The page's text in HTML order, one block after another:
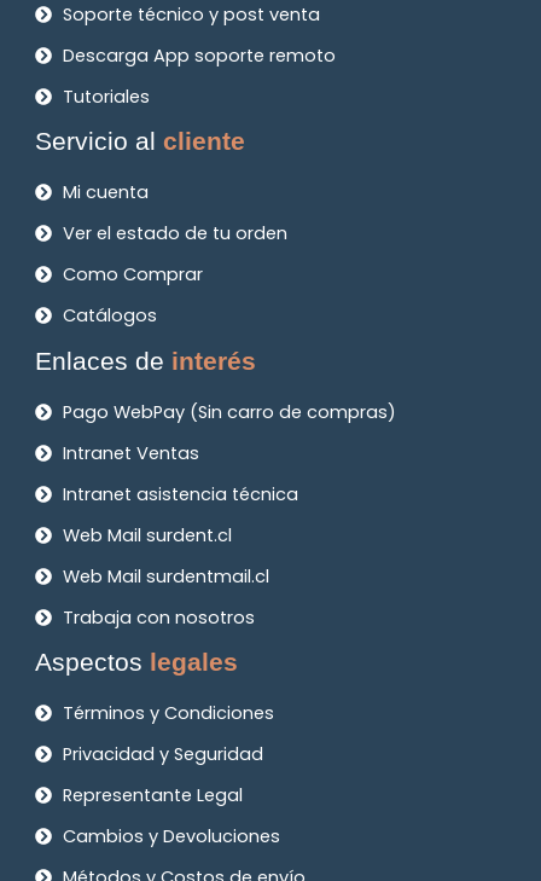
Soporte técnico y post venta
Descarga App soporte remoto
Tutoriales
Servicio alcliente
Mi cuenta
Ver el estado de tu orden
Como Comprar
Catálogos
Enlaces de interés
Pago WebPay (Sin carro de compras)
Intranet Ventas
Intranet asistencia técnica
Web Mail surdent.cl
Web Mail surdentmail.cl
Trabaja con nosotros
Aspectos legales
Términos y Condiciones
Privacidad y Seguridad
Representante Legal
Cambios y Devoluciones